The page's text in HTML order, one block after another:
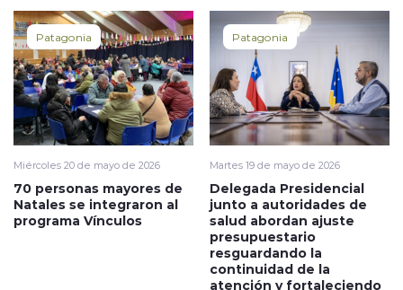
Patagonia
Miércoles 20 de mayo de 2026
70 personas mayores de
Natales se integraron al
programa Vínculos
Patagonia
Martes 19 de mayo de 2026
Delegada Presidencial
junto a autoridades de
salud abordan ajuste
presupuestario
resguardando la
continuidad de la
atención y fortaleciendo